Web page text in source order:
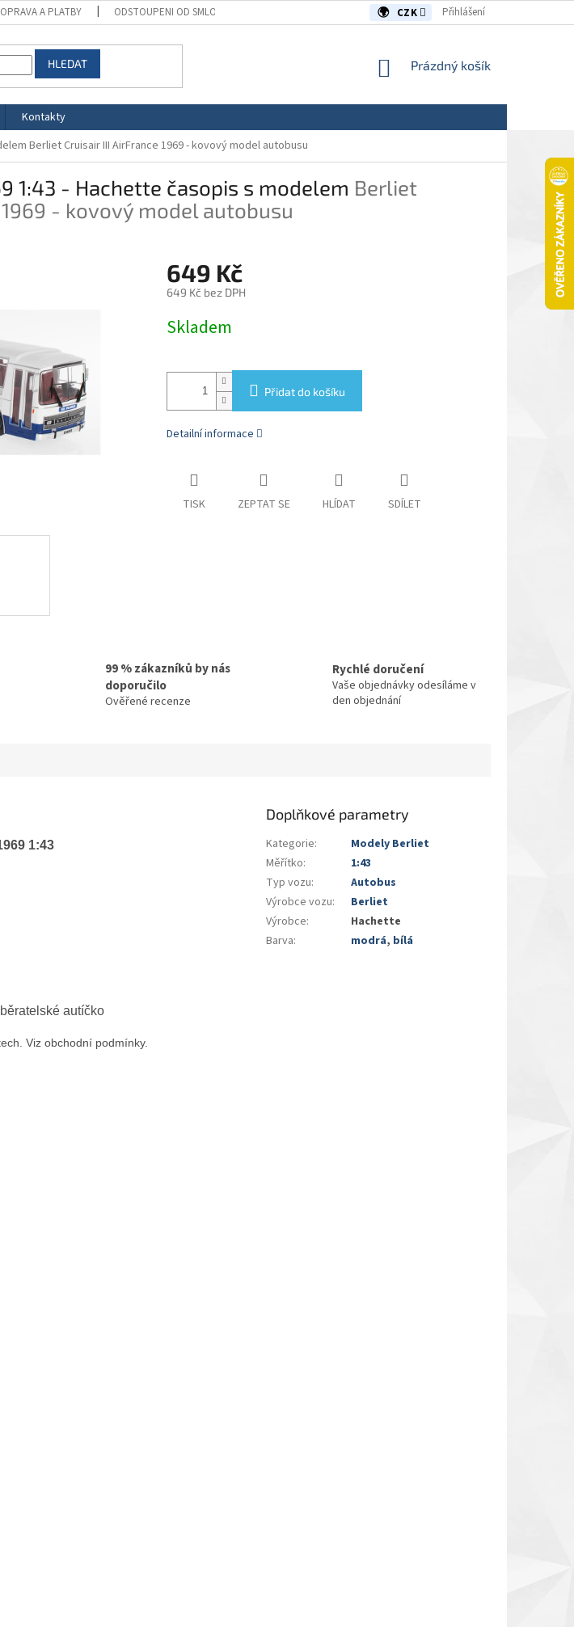
A PLATBY ODSTOUPENI OD SMLOUVY/REKLAMACE CZK Přihlášení
HLEDAT
NÁKUPNÍ
Prázdný košík
Kontakty
Berliet Cruisair III AirFrance 1969 - kovový model autobusu
1:43 - Hachette časopis s modelem Berliet
- kovový model autobusu
649 Kč
649 Kč bez DPH
cena:
Skladem
Přidat do košíku
Detailní informace
TISK ZEPTAT SE HLÍDAT SDÍLET
99 % zákazníků by nás
doporučilo
Ověřené recenze
Rychlé doručení
Vaše objednávky odesíláme v
den objednání
1:43
autíčko
Viz obchodní podmínky.
Doplňkové parametry
Kategorie:
Modely Berliet
Měřítko:
1:43
Typ vozu:
Autobus
Výrobce vozu:
Berliet
Výrobce:
Hachette
Barva: modrá, bílá